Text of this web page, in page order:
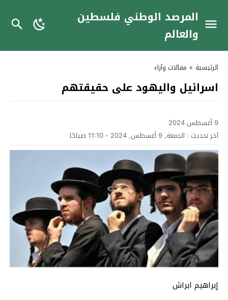
المرصد الوطني فلسطين
والعالم
الرئيسية » مقالات وآراء
اسرائيل واليهود على حقيقتهم
9 أغسطس 2024
آخر تحديث : الجمعة, 9 أغسطس, 2024 - 11:10 صباحًا
إبراهيم ابراش